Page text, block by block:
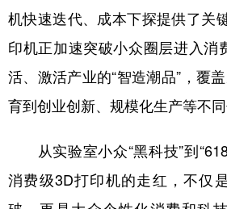
机快速迭代、成本下探提供了关
印机正加速突破小众圈层进入消
活、激活产业的“智造潮品”，覆
育到创业创新、规模化生产等不同
从实验室小众“黑科技”到
消费级3D打印机的走红，不仅